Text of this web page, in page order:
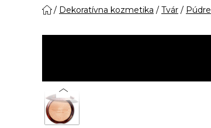
Dekoratívna kozmetika Tvár Púdre